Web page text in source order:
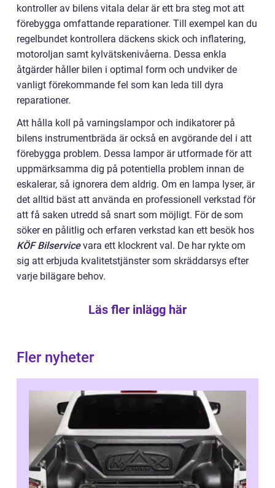
kontroller av bilens vitala delar är ett bra steg mot att
förebygga omfattande reparationer. Till exempel kan du
regelbundet kontrollera däckens skick och inflatering,
motoroljan samt kylvätskenivåerna. Dessa enkla
åtgärder håller bilen i optimal form och undviker de
vanligt förekommande fel som kan leda till dyra
reparationer.
Att hålla koll på varningslampor och indikatorer på
bilens instrumentbräda är också en avgörande del i att
förebygga problem. Dessa lampor är utformade för att
uppmärksamma dig på potentiella problem innan de
eskalerar, så ignorera dem aldrig. Om en lampa lyser, är
det alltid bäst att använda en professionell verkstad för
att få saken utredd så snart som möjligt. För de som
söker en pålitlig och erfaren verkstad kan ett besök hos
KÖF Bilservicevara ett klockrent val. De har rykte om
sig att erbjuda kvalitetstjänster som skräddarsys efter
varje bilägare behov.
Läs fler inlägg här
Fler nyheter